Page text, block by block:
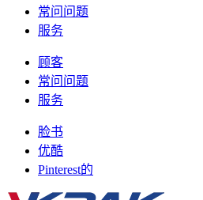
常问问题
服务
顾客
常问问题
服务
脸书
优酷
Pinterest的